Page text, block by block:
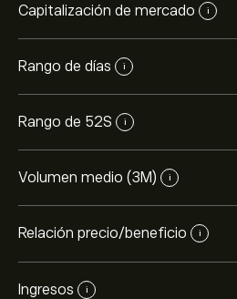
Capitalización de mercado i
Rango de días i
Rango de 52S i
Volumen medio (3M) i
Relación precio/beneficio i
Ingresos i